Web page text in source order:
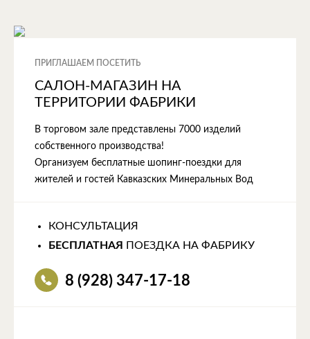
ПРИГЛАШАЕМ ПОСЕТИТЬ
САЛОН-МАГАЗИН НА
ТЕРРИТОРИИ ФАБРИКИ
В торговом зале представлены 7000 изделий
собственного производства!
Организуем бесплатные шопинг-поездки для
жителей и гостей Кавказских Минеральных Вод
КОНСУЛЬТАЦИЯ
БЕСПЛАТНАЯ
ПОЕЗДКА НА ФАБРИКУ
8 (928) 347-17-18